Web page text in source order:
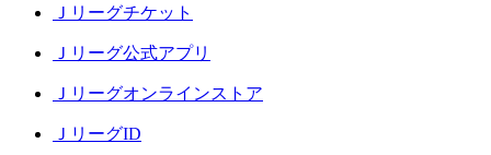
Ｊリーグチケット
Ｊリーグ公式アプリ
Ｊリーグオンラインストア
ＪリーグID